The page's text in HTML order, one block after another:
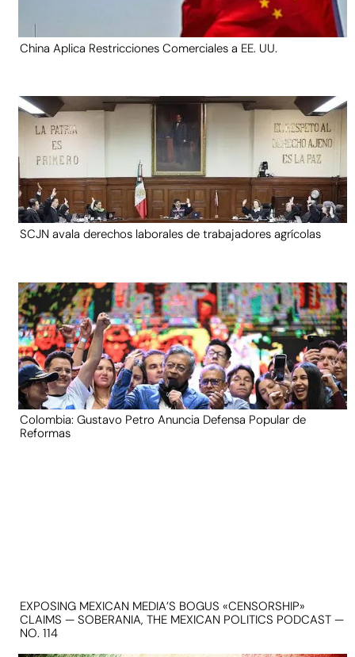
China Aplica Restricciones Comerciales a EE. UU.
SCJN avala derechos laborales de trabajadores agrícolas
Colombia: Gustavo Petro Anuncia Defensa Popular de
Reformas
EXPOSING MEXICAN MEDIA’S BOGUS «CENSORSHIP»
CLAIMS — SOBERANIA, THE MEXICAN POLITICS PODCAST —
NO. 114